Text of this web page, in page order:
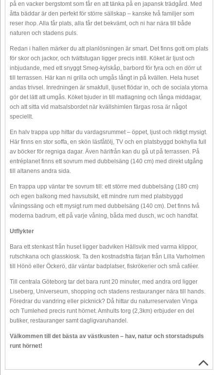
på en vacker bergstomt som får en att tänka på en japansk trädgård. Med
åtta bäddar är den perfekt för större sällskap – kanske två familjer som
reser ihop. Alla får plats, alla får det bekvämt, och ni har nära till både
naturen och stadens puls.
Redan i hallen märker du att planlösningen är smart. Det finns gott om plats
för skor och jackor, och tvättstugan ligger precis intill. Köket är ljust och
inbjudande, med ett snyggt Smeg-kylskåp, barbord för fyra och en dörr ut
till terrassen. Här kan ni grilla och umgås långt in på kvällen. Hela huset
andas trivsel. Inredningen är smakfull, ljuset flödar in, och de sociala ytorna
gör det lätt att umgås. Köket bjuder in till matlagning och långa middagar,
och att sitta vid matsalsbordet när kvällshimlen färgas rosa är något
speciellt.
En halv trappa upp hittar du vardagsrummet – öppet, ljust och riktigt mysigt.
Här finns en stor soffa, en skön läsfåtölj, TV och en platsbyggd bokhylla full
av böcker för regniga dagar. Även härifrån kan du gå ut på terrassen. På
entréplanet finns ett sovrum med dubbelsäng (140 cm) med direkt utgång
till altanens andra sida.
En trappa upp väntar tre sovrum till: ett större med dubbelsäng (180 cm)
och egen balkong med havsutsikt, ett mindre rum med platsbyggd
våningssäng och ett mysigt rum med dubbelsäng (140 cm). Det finns två
moderna badrum, ett på varje våning, båda med dusch, wc och handfat.
Utflykter
Bara ett stenkast från huset ligger badviken Hällsvik med varma klippor,
rutschkana och glasskiosk. Ta den kostnadsfria färjan från Lilla Varholmen
till Hönö eller Öckerö, där väntar badplatser, fiskrökerier och små caféer.
Till centrala Göteborg tar det bara runt 20 minuter, med andra ord ligger
Liseberg, Universeum, shopping och stadens restauranger nära till hands.
Föredrar du vandring eller picknick? Då hittar du naturreservaten Vinga
och Tumlehed precis runt hörnet. Amhults torg (2,3km) erbjuder en del
butiker, restauranger samt dagligvaruhandel.
Välkommen till det bästa av västkusten – hav, natur och storstadspuls
runt hörnet!